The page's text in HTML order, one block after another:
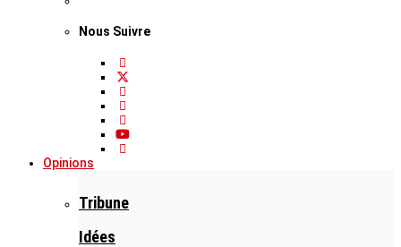
Nous Suivre
Opinions
Tribune
Idées